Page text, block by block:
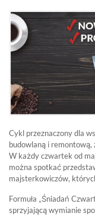
Cykl przeznaczony dla
budowlaną i
W każdy czwartek od
można spotkać
majsterkowiczów,
Formuła „Śniadań
sprzyjającą wymianie